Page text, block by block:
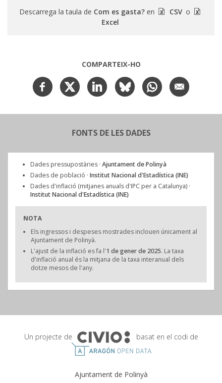
Descarrega la taula de Com es gasta?en CSV o
Excel
COMPARTEIX-HO
FONTS DE LES DADES
Dades pressupostàries · Ajuntament de Polinyà
Dades de població · Institut Nacional d'Estadística (INE)
Dades d'inflació (mitjanes anuals d'IPC per a Catalunya) ·
Institut Nacional d'Estadística (INE)
NOTA
Els ingressos i despeses mostrades inclouen únicament al
Ajuntament de Polinyà.
L'ajust de la inflació es fa l'1 de gener de 2025. La taxa
d'inflació anual és la mitjana de la taxa interanual dels
dotze mesos de l'any.
Un projecte de basat en el codi de
Ajuntament de Polinyà